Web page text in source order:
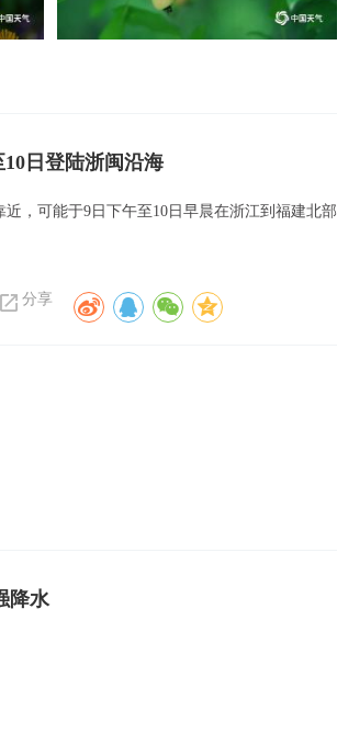
日登陆浙闽沿海
，可能于9日下午至10日早晨在浙江到福建北部
分享
降水